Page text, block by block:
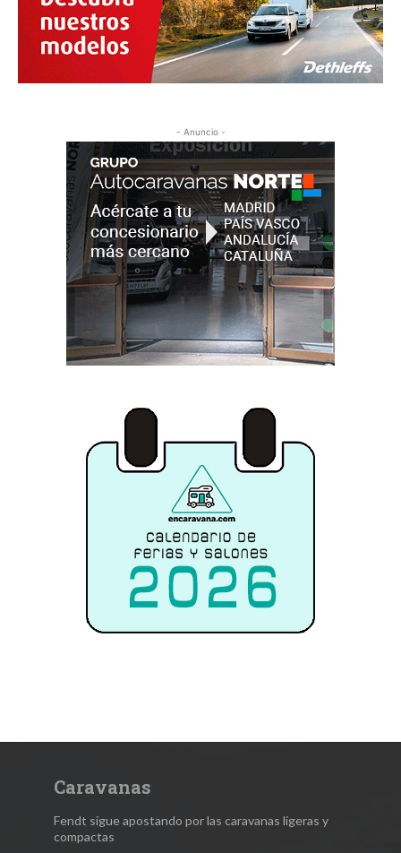
- Anuncio -
Caravanas
Fendt sigue apostando por las caravanas ligeras y
compactas